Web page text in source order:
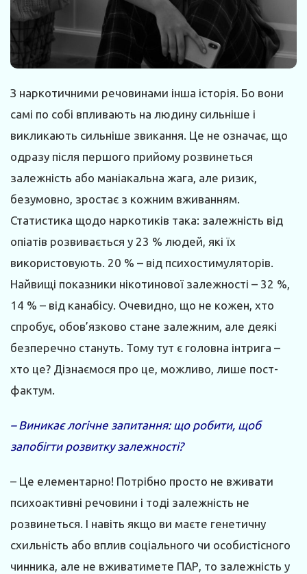
З наркотичними речовинами інша історія. Бо вони
самі по собі впливають на людину сильніше і
викликають сильніше звикання. Це не означає, що
одразу після першого прийому розвинеться
залежність або маніакальна жага, але ризик,
безумовно, зростає з кожним вживанням.
Статистика щодо наркотиків така: залежність від
опіатів розвивається у 23 % людей, які їх
використовують. 20 % – від психостимуляторів.
Найвищі показники нікотинової залежності – 32 %,
14 % – від канабісу. Очевидно, що не кожен, хто
спробує, обов’язково стане залежним, але деякі
безперечно стануть. Тому тут є головна інтрига –
хто це? Дізнаємося про це, можливо, лише пост­
фактум.
– Виникає логічне запитання: що робити, щоб
запобігти розвитку залежності?
– Це елементарно! Потрібно просто не вживати
психоактивні речовини і тоді залежність не
розвинеться. І навіть якщо ви маєте генетичну
схильність або вплив соціального чи особистісного
чинника, але не вживатимете ПАР, то залежність у